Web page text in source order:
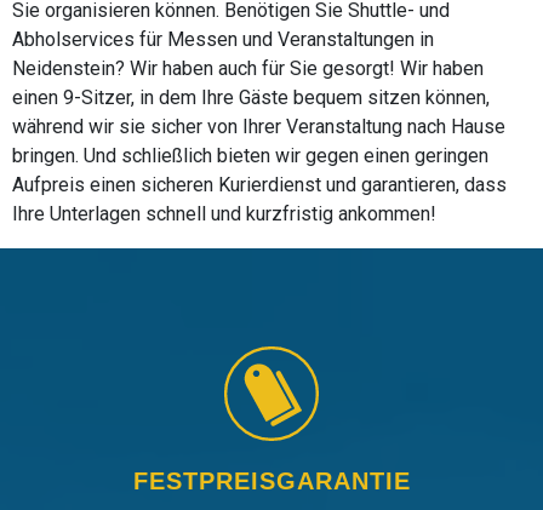
Sie organisieren können. Benötigen Sie Shuttle- und
Abholservices für Messen und Veranstaltungen in
Neidenstein? Wir haben auch für Sie gesorgt! Wir haben
einen 9-Sitzer, in dem Ihre Gäste bequem sitzen können,
während wir sie sicher von Ihrer Veranstaltung nach Hause
bringen. Und schließlich bieten wir gegen einen geringen
Aufpreis einen sicheren Kurierdienst und garantieren, dass
Ihre Unterlagen schnell und kurzfristig ankommen!
FESTPREISGARANTIE